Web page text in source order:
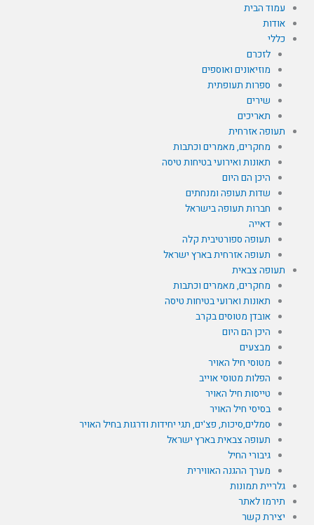
עמוד הבית
אודות
כללי
לזכרם
מוזיאונים ואוספים
ספרות תעופתית
שירים
תאריכים
תעופה אזרחית
מחקרים, מאמרים וכתבות
תאונות ואירועי בטיחות טיסה
היכן הם היום
שדות תעופה ומנחתים
חברות תעופה בישראל
דאייה
תעופה ספורטיבית קלה
תעופה אזרחית בארץ ישראל
תעופה צבאית
מחקרים, מאמרים וכתבות
תאונות וארועי בטיחות טיסה
אובדן מטוסים בקרב
היכן הם היום
מבצעים
מטוסי חיל האויר
הפלות מטוסי אוייב
טייסות חיל האויר
בסיסי חיל האויר
סמלים,סיכות, פצ'ים, תגי יחידות ודרגות בחיל האויר
תעופה צבאית בארץ ישראל
גיבורי החיל
מערך ההגנה האווירית
גלריית תמונות
תירמו לאתר
יצירת קשר